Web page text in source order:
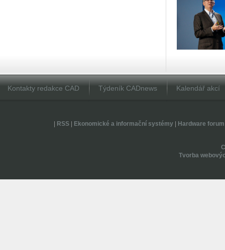
Kontakty redakce CAD Týdeník CADnews Kalendář akcí
RSS| Ekonomické a informační systémy| Hardware forum
Tvorba